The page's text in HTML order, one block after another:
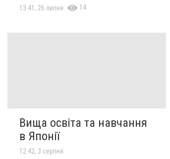
13:41, 26 липня 14
Вища освіта та навчання
в Японії
12:42, 3 серпня